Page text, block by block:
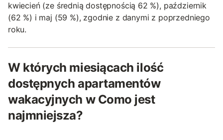
kwiecień (ze średnią dostępnością 62 %), październik
(62 %) i maj (59 %), zgodnie z danymi z poprzedniego
roku.
W których miesiącach ilość
dostępnych apartamentów
wakacyjnych w Como jest
najmniejsza?